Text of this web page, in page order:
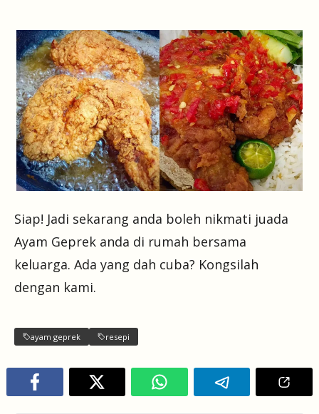
Siap! Jadi sekarang anda boleh nikmati juada
Ayam Geprek anda di rumah bersama
keluarga. Ada yang dah cuba? Kongsilah
dengan kami.
ayam geprek resepi